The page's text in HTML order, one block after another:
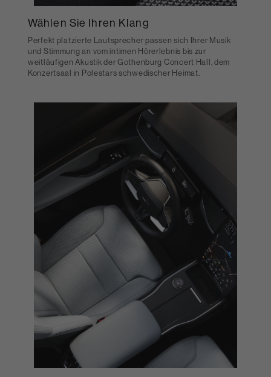
Wählen Sie Ihren Klang
Perfekt platzierte Lautsprecher passen sich Ihrer Musik
und Stimmung an vom intimen Hörerlebnis bis zur
weitläufigen Akustik der Gothenburg Concert Hall, dem
Konzertsaal in Polestars schwedischer Heimat.